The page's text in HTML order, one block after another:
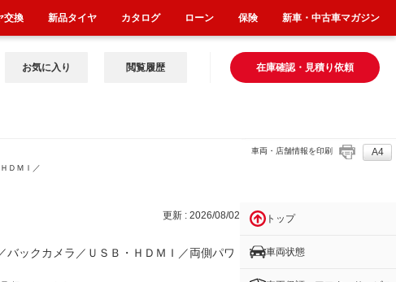
在庫確認・見積り依頼
お気に入り 閲覧履歴
ＤＭＩ／
車両・店舗情報を印刷 A4
更新 : 2026/08/02
ックカメラ／ＵＳＢ・ＨＤＭＩ／両側パワ
トップ
車両状態
交換 新品タイヤ カタログ ローン 保険 新車・中古車マガジン